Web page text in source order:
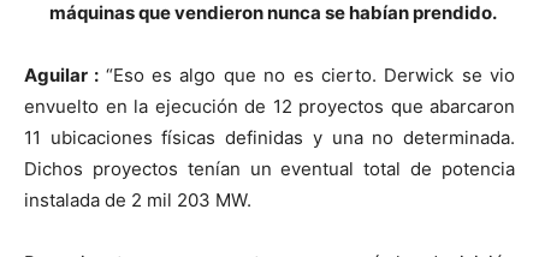
máquinas que vendieron nunca se habían prendido.
Aguilar : “Eso es algo que no es cierto. Derwick se vio
envuelto en la ejecución de 12 proyectos que abarcaron
11 ubicaciones físicas definidas y una no determinada.
Dichos proyectos tenían un eventual total de potencia
instalada de 2 mil 203 MW.